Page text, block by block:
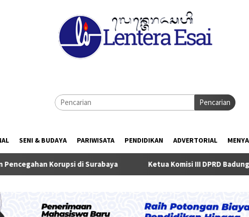
Pencarian
SENI & BUDAYA PARIWISATA PENDIDIKAN ADVERTORIAL
di Surabaya Ketua Komisi III DPRD Badung Dukung